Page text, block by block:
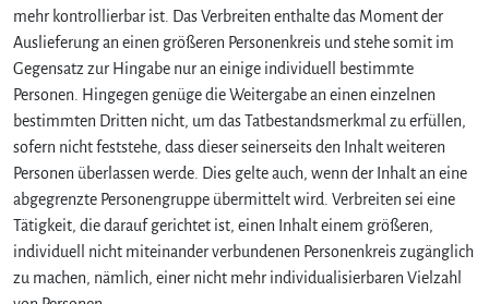
mehr kontrollierbar ist. Das Verbreiten enthalte das Moment der
Auslieferung an einen größeren Personenkreis und stehe somit im
Gegensatz zur Hingabe nur an einige individuell bestimmte
Personen. Hingegen genüge die Weitergabe an einen einzelnen
bestimmten Dritten nicht, um das Tatbestandsmerkmal zu erfüllen,
sofern nicht feststehe, dass dieser seinerseits den Inhalt weiteren
Personen überlassen werde. Dies gelte auch, wenn der Inhalt an eine
abgegrenzte Personengruppe übermittelt wird. Verbreiten sei eine
Tätigkeit, die darauf gerichtet ist, einen Inhalt einem größeren,
individuell nicht miteinander verbundenen Personenkreis zugänglich
zu machen, nämlich, einer nicht mehr individualisierbaren Vielzahl